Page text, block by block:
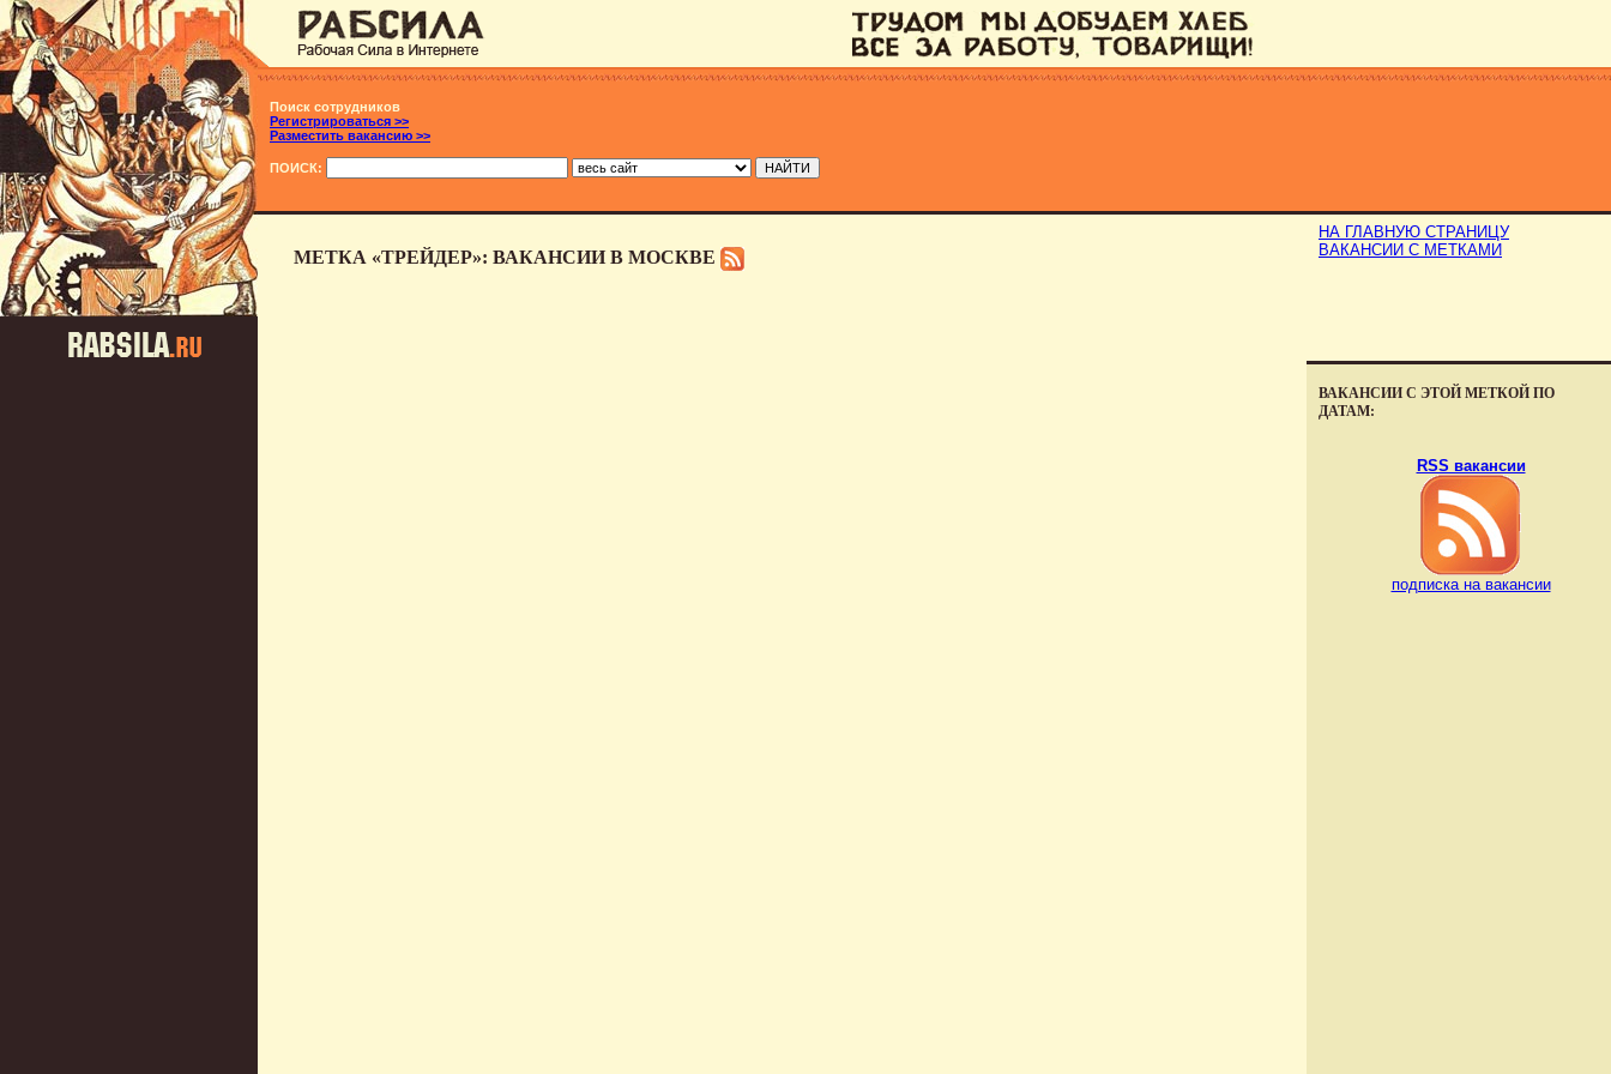
Поиск сотрудников
Регистрироваться >>
Разместить вакансию >>
ПОИСК:
МЕТКА «ТРЕЙДЕР»: ВАКАНСИИ В МОСКВЕ
НА ГЛАВНУЮ СТРАНИЦУ
ВАКАНСИИ С МЕТКАМИ
ВАКАНСИИ С ЭТОЙ МЕТКОЙ ПО
ДАТАМ:
RSS вакансии
подписка на вакансии